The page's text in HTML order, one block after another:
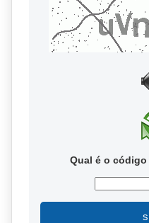
Qual é o